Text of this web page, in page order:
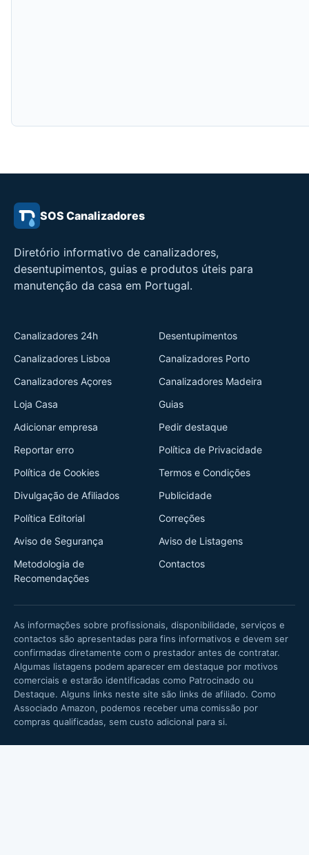
SOS Canalizadores
Diretório informativo de canalizadores,
desentupimentos, guias e produtos úteis para
manutenção da casa em Portugal.
Canalizadores 24h
Desentupimentos
Canalizadores Lisboa
Canalizadores Porto
Canalizadores Açores
Canalizadores Madeira
Loja Casa
Guias
Adicionar empresa
Pedir destaque
Reportar erro
Política de Privacidade
Política de Cookies
Termos e Condições
Divulgação de Afiliados
Publicidade
Política Editorial
Correções
Aviso de Segurança
Aviso de Listagens
Metodologia de
Recomendações
Contactos
As informações sobre profissionais, disponibilidade, serviços e
contactos são apresentadas para fins informativos e devem ser
confirmadas diretamente com o prestador antes de contratar.
Algumas listagens podem aparecer em destaque por motivos
comerciais e estarão identificadas como Patrocinado ou
Destaque. Alguns links neste site são links de afiliado. Como
Associado Amazon, podemos receber uma comissão por
compras qualificadas, sem custo adicional para si.